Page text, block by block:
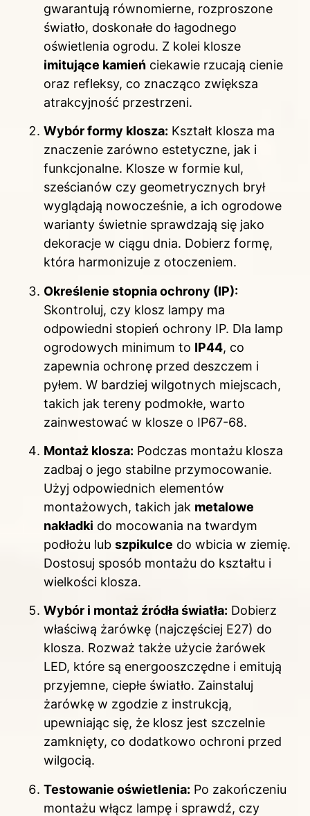
gwarantują równomierne, rozproszone
światło, doskonałe do łagodnego
oświetlenia ogrodu. Z kolei klosze
imitujące kamień ciekawie rzucają cienie
oraz refleksy, co znacząco zwiększa
atrakcyjność przestrzeni.
Wybór formy klosza: Kształt klosza ma
znaczenie zarówno estetyczne, jak i
funkcjonalne. Klosze w formie kul,
sześcianów czy geometrycznych brył
wyglądają nowocześnie, a ich ogrodowe
warianty świetnie sprawdzają się jako
dekoracje w ciągu dnia. Dobierz formę,
która harmonizuje z otoczeniem.
Określenie stopnia ochrony (IP):
Skontroluj, czy klosz lampy ma
odpowiedni stopień ochrony IP. Dla lamp
ogrodowych minimum to IP44, co
zapewnia ochronę przed deszczem i
pyłem. W bardziej wilgotnych miejscach,
takich jak tereny podmokłe, warto
zainwestować w klosze o IP67-68.
Montaż klosza: Podczas montażu klosza
zadbaj o jego stabilne przymocowanie.
Użyj odpowiednich elementów
montażowych, takich jak metalowe
nakładki do mocowania na twardym
podłożu lub szpikulce do wbicia w ziemię.
Dostosuj sposób montażu do kształtu i
wielkości klosza.
Wybór i montaż źródła światła: Dobierz
właściwą żarówkę (najczęściej E27) do
klosza. Rozważ także użycie żarówek
LED, które są energooszczędne i emitują
przyjemne, ciepłe światło. Zainstaluj
żarówkę w zgodzie z instrukcją,
upewniając się, że klosz jest szczelnie
zamknięty, co dodatkowo ochroni przed
wilgocią.
Testowanie oświetlenia: Po zakończeniu
montażu włącz lampę i sprawdź, czy